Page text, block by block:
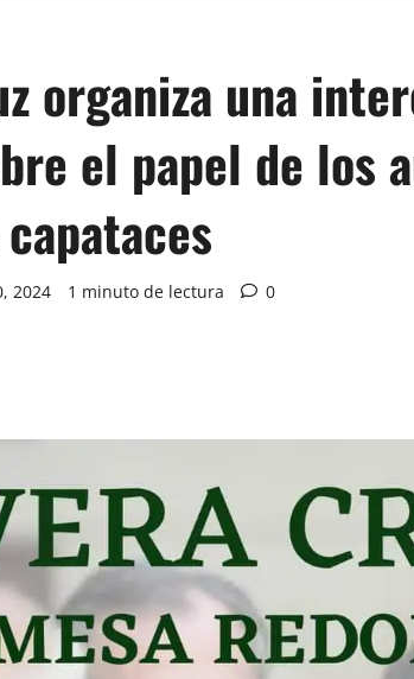
organiza una
el papel de los
2024 1 minuto de lectura 0